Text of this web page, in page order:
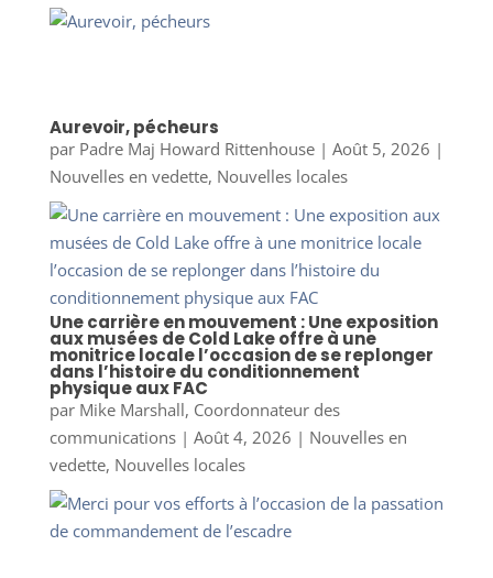
Aurevoir, pécheurs
par Padre Maj Howard Rittenhouse| Août 5, 2026 |
Nouvelles en vedette, Nouvelles locales
Une carrière en mouvement : Une exposition
aux musées de Cold Lake offre à une
monitrice locale l’occasion de se replonger
dans l’histoire du conditionnement
physique aux FAC
par Mike Marshall, Coordonnateur des
communications| Août 4, 2026 | Nouvelles en
vedette, Nouvelles locales